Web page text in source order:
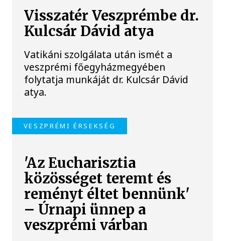
Visszatér Veszprémbe dr.
Kulcsár Dávid atya
Vatikáni szolgálata után ismét a
veszprémi főegyházmegyében
folytatja munkáját dr. Kulcsár Dávid
atya.
VESZPRÉMI ÉRSEKSÉG
'Az Eucharisztia
közösséget teremt és
reményt éltet bennünk'
– Úrnapi ünnep a
veszprémi várban